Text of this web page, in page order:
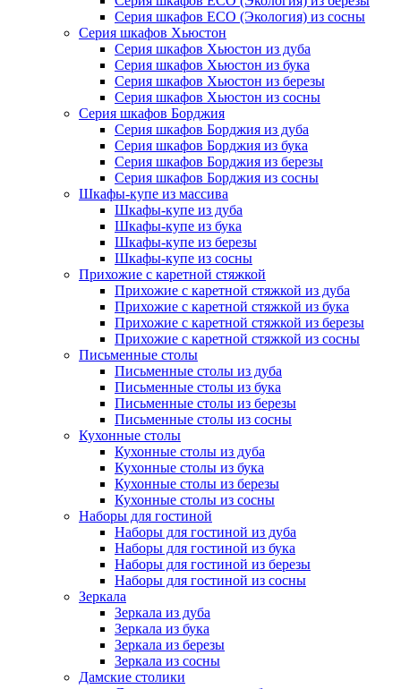
Серия шкафов ECO (Экология) из сосны
Серия шкафов Хьюстон
Серия шкафов Хьюстон из дуба
Серия шкафов Хьюстон из бука
Серия шкафов Хьюстон из березы
Серия шкафов Хьюстон из сосны
Серия шкафов Борджия
Серия шкафов Борджия из дуба
Серия шкафов Борджия из бука
Серия шкафов Борджия из березы
Серия шкафов Борджия из сосны
Шкафы-купе из массива
Шкафы-купе из дуба
Шкафы-купе из бука
Шкафы-купе из березы
Шкафы-купе из сосны
Прихожие с каретной стяжкой
Прихожие с каретной стяжкой из дуба
Прихожие с каретной стяжкой из бука
Прихожие с каретной стяжкой из березы
Прихожие с каретной стяжкой из сосны
Письменные столы
Письменные столы из дуба
Письменные столы из бука
Письменные столы из березы
Письменные столы из сосны
Кухонные столы
Кухонные столы из дуба
Кухонные столы из бука
Кухонные столы из березы
Кухонные столы из сосны
Наборы для гостиной
Наборы для гостиной из дуба
Наборы для гостиной из бука
Наборы для гостиной из березы
Наборы для гостиной из сосны
Зеркала
Зеркала из дуба
Зеркала из бука
Зеркала из березы
Зеркала из сосны
Дамские столики